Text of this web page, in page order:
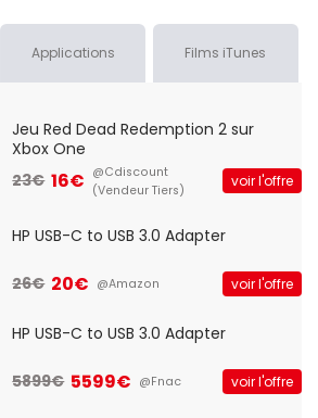
Applications Films iTunes
Jeu Red Dead Redemption 2 sur
Xbox One
23€ 16€ @Cdiscount
(Vendeur Tiers)
voir l'offre
HP USB-C to USB 3.0 Adapter
26€ 20€ @Amazon voir l'offre
HP USB-C to USB 3.0 Adapter
5899€ 5599€ @Fnac voir l'offre